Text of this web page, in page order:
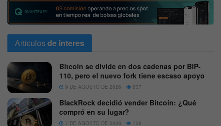
Articulosde interes
Bitcoin se divide en dos cadenas por BIP-
110, pero el nuevo fork tiene escaso apoyo
9 DE AGOSTO DE 2026 637
BlackRock decidió vender Bitcoin: ¿Qué
compró en su lugar?
7 DE AGOSTO DE 2026 738